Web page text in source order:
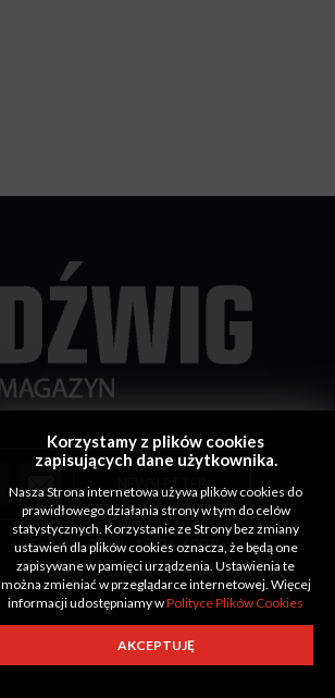
NEWSLETTER
ul. Szewska 28 lok. 11, 26-600 Radom
Korzystamy z plików cookies
zapisujących dane użytkownika.
Nasza Strona internetowa używa plików cookies do
prawidłowego działania strony w tym do celów
statystycznych. Korzystanie ze Strony bez zmiany
ustawień dla plików cookies oznacza, że będą one
zapisywane w pamięci urządzenia. Ustawienia te
można zmieniać w przeglądarce internetowej. Więcej
informacji udostępniamy wPolityce Plików Cookies
AKCEPTUJĘ